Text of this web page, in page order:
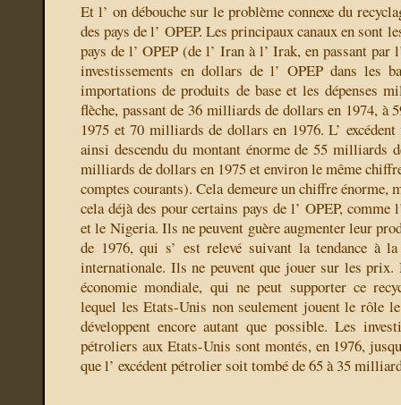
Et l’ on débouche sur le problème connexe du
des pays de l’ OPEP. Les principaux canaux en sont
pays de l’ OPEP (de l’ Iran à l’ Irak, en passant par
investissements en dollars de l’ OPEP dans les
importations de produits de base et les dépenses
flèche, passant de 36 milliards de dollars en 1974, à
1975 et 70 milliards de dollars en 1976. L’
ainsi descendu du montant énorme de 55 milliards
milliards de dollars en 1975 et environ le même
comptes courants). Cela demeure un chiffre énorme,
celadéjà des pour certains pays de l’ OPEP,
et le Nigeria. Ils ne peuvent guère augmenter leur
de 1976, qui s’ est relevé suivant la tendance à
internationale. Ils ne peuvent que jouer sur les
économie mondiale, qui ne peut supporter ce
lequel les Etats-Unis non seulement jouent le rôle
développent encore autant que possible. Les
pétroliers aux Etats-Unis sont montés, en 1976,
que l’ excédent pétrolier soit tombé de 65 à 35